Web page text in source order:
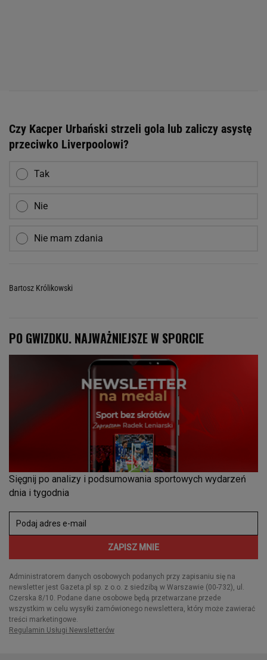
Czy Kacper Urbański strzeli gola lub zaliczy asystę
przeciwko Liverpoolowi?
Tak
Nie
Nie mam zdania
Bartosz Królikowski